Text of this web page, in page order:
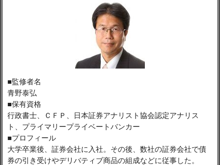
■監修者名
青野泰弘
■保有資格
行政書士、ＣＦＰ、日本証券アナリスト協会認定アナリス
ト、プライマリープライベートバンカー
■プロフィール
大学卒業後、証券会社に入社。その後、数社の証券会社で債
券の引き受けやデリバティブ商品の組成などに従事した。